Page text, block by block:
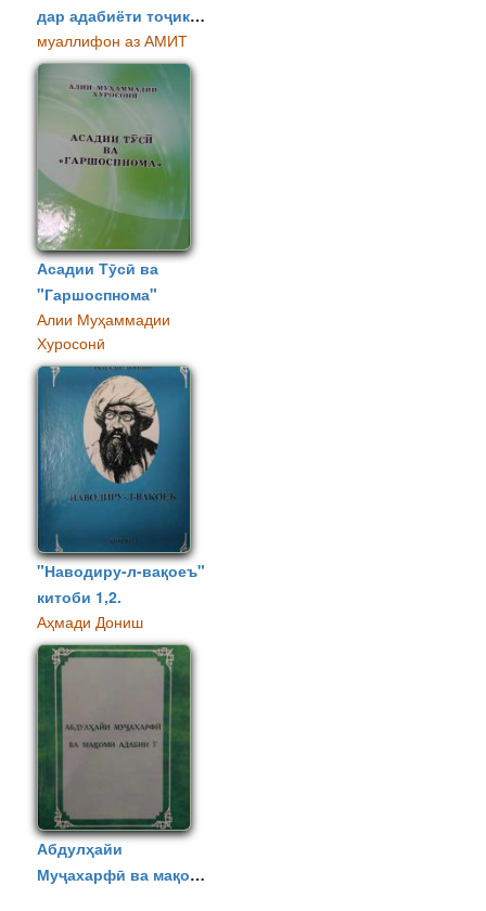
дар адабиёти тоҷику
форс
муаллифон аз АМИТ
Асадии Тӯсӣ ва
"Гаршоспнома"
Алии Муҳаммадии
Хуросонӣ
"Наводиру-л-вақоеъ"
китоби 1,2.
Аҳмади Дониш
Абдулҳайи
Муҷахарфӣ ва мақоми